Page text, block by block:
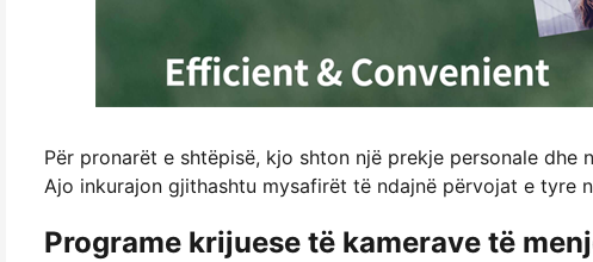
Për pronarët e shtëpisë, kjo shton një prekje personale
Ajo inkurajon gjithashtu mysafirët të ndajnë përvojat e tyre
Programe krijuese të kamerave të